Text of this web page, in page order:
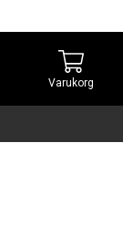
Varukorg